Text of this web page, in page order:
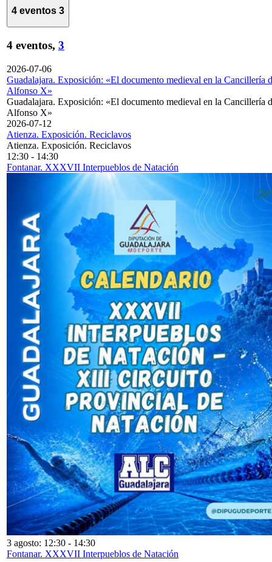
4 eventos 3
4 eventos, 3
2026-07-06
Guadalajara. Exposición: «El documento medieval en la Cancillería
Alfonso X»
Guadalajara. Exposición: «El documento medieval en la Cancillería
Alfonso X»
2026-07-12
Atienza. Exposición. Reciclavos
Atienza. Exposición. Reciclavos
12:30 - 14:30
Fontanar. XXXVII Interpueblos de Natación
3 agosto: 12:30 - 14:30
Fontanar. XXXVII Interpueblos de Natación